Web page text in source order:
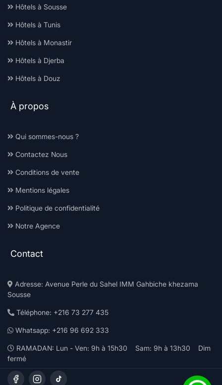
Hôtels à Sousse
Hôtels à Tunis
Hôtels à Monastir
Hôtels à Djerba
Hôtels à Douz
À propos
Qui sommes-nous ?
Contactez Nous
Conditions de vente
Mentions légales
Politique de confidentialité
Notre Agence
Contact
Adresse: Avenue Perle du Sahel IMM Gahbiche khezama
Sousse
Téléphone: +216 73 277 435
Whatsapp: +216 96 692 333
RAMADAN: Lun - Ven: 9h à 15h30 Sam: 9h à 13h30 Dim
fermé